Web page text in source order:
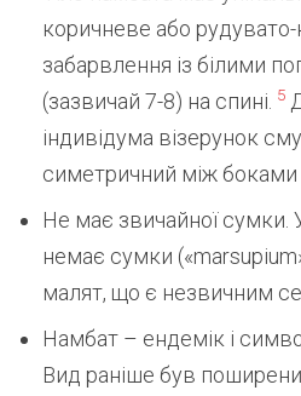
коричневе або
забарвлення із білими
(зазвичай 7-8) на спині. 5
індивідума візерунок
симетричний між боками
Не має звичайної сумки.
немає сумки
малят, що є незвичним
Намбат – ендемік і
Вид раніше був